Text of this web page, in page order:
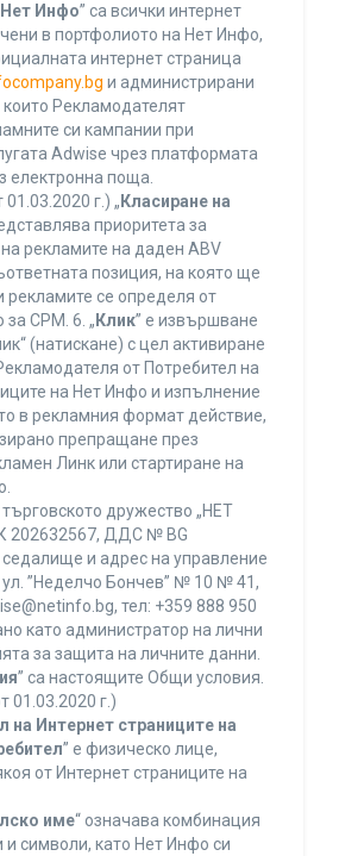
Нет Инфо” са всички интернет
в портфолиото на Нет Инфо,
интернет страница
и администрирани
Рекламодателят
си кампании при
Adwise чрез платформата
електронна поща.
г.) „ Класиране на
приоритета за
рекламите на даден ABV
позиция, на която ще
рекламите се определя от
CPM. 6. „ Клик” е извършване
(натискане) с цел активиране
от Потребител на
на Нет Инфо и изпълнение
в рекламния формат действие,
препращане през
Линк или стартиране на
търговското дружество „НЕТ
202632567, ДДС № BG
и адрес на управление
”Неделчо Бончев” № 10 № 41,
тел: +359 888 950
като администратор на лични
за защита на личните данни.
” са настоящите Общи условия.
01.03.2020 г.)
на Интернет страниците на
” е физическо лице,
от Интернет страниците на
име“ означава комбинация
и символи, като Нет Инфо си